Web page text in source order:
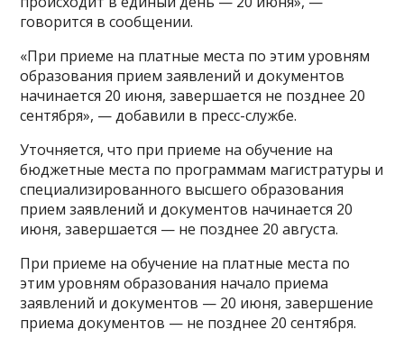
говорится в сообщении.
«При приеме на платные места по этим уровням
образования прием заявлений и документов
начинается 20 июня, завершается не позднее 20
сентября», — добавили в пресс-службе.
Уточняется, что при приеме на обучение на
бюджетные места по программам магистратуры и
специализированного высшего образования
прием заявлений и документов начинается 20
июня, завершается — не позднее 20 августа.
При приеме на обучение на платные места по
этим уровням образования начало приема
заявлений и документов — 20 июня, завершение
приема документов — не позднее 20 сентября.